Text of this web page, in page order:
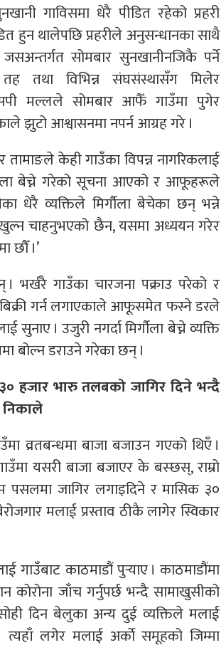
गाविसमा धेरै पीडित रहेको प्रहरी
हुन थालेपछि प्रहरीले अनुसन्धानका साथै
सोमबार सुनखानीनजिकै पर्ने
तथा विभिन्न संघसंस्थासँग मिलेर
मल्लले सोमबार आफैँ गाउँमा पुगेर
झुटो आश्वासनमा नपर्न आग्रह गरे ।
तामाङले केही गाउँका विपन्न नागरिकलाई
बेच्ने गरेको सूचना आएको र आफूहरूले
धेरै व्यक्तिले मिर्गौला बेचेका छन् भन्ने
चाहनुभएको छैन, यसमा अध्ययन गरेर
छौँ ।’
भर्खरै गाउँका चारजना पक्राउ परेको र
बिक्री गर्न लगाएकाले आफूसमेत फस्ने डरले
। उजुरी नगर्दा मिर्गौला बेच्ने व्यक्ति
बोल्न डराउने गरेका छन् ।
हजार भारु तलबको जागिर दिने भन्दै
निकाले
व्रतबन्धमा बाजा बजाउन गएको थिएँ ।
यसरी बाजा बजाएर के बस्छस्, राम्रो
पसलमा जागिर लगाइदिने र मासिक ३०
मलाई प्रस्ताव ठीकै लागेर स्विकार
गाउँबाट काठमाडौं पुर्‍याए । काठमाडौंमा
कोरोना जाँच गर्नुपर्छ भन्दै सामाखुसीको
दिन बेलुका अन्य दुई व्यक्तिले मलाई
त्यहाँ लगेर मलाई अर्काे समूहको जिम्मा